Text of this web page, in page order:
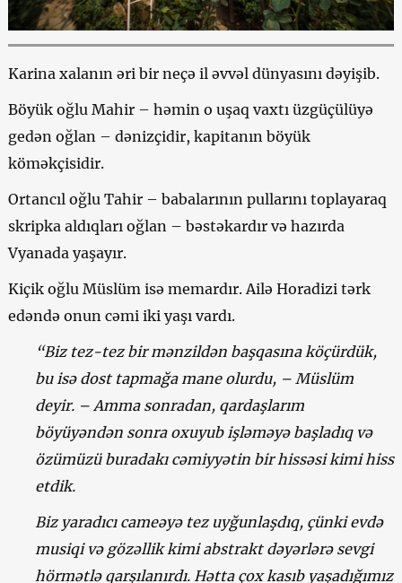
Karina xalanın əri bir neçə il əvvəl dünyasını dəyişib.
Böyük oğlu Mahir – həmin o uşaq vaxtı üzgüçülüyə
gedən oğlan – dənizçidir, kapitanın böyük
köməkçisidir.
Ortancıl oğlu Tahir – babalarının pullarını toplayaraq
skripka aldıqları oğlan – bəstəkardır və hazırda
Vyanada yaşayır.
Kiçik oğlu Müslüm isə memardır. Ailə Horadizi tərk
edəndə onun cəmi iki yaşı vardı.
“Biz tez-tez bir mənzildən başqasına köçürdük,
bu isə dost tapmağa mane olurdu, – Müslüm
deyir. – Amma sonradan, qardaşlarım
böyüyəndən sonra oxuyub işləməyə başladıq və
özümüzü buradakı cəmiyyətin bir hissəsi kimi hiss
etdik.
Biz yaradıcı cameəyə tez uyğunlaşdıq, çünki evdə
musiqi və gözəllik kimi abstrakt dəyərlərə sevgi
hörmətlə qarşılanırdı. Hətta çox kasıb yaşadığımız